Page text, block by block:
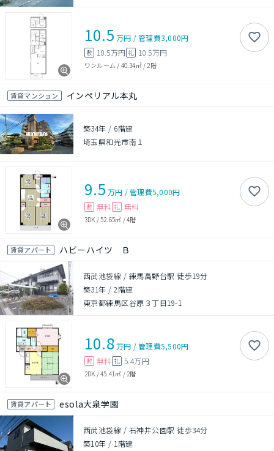
10.5 万円 /管理費3,000円
敷 10.5万円 礼 10.5万円
ワンルーム / 40.34㎡/ 2階
賃貸マンション インペリアル本丸
築34年 / 6階建
埼玉県和光市南１
9.5 万円 /管理費5,000円
敷 無料 礼 無料
3DK /52.65㎡ /4階
賃貸アパート ハビーハイツ Ｂ
西武池袋線 / 練馬高野台駅 徒歩19分
築31年 /2階建
東京都練馬区谷原３丁目19-1
10.8万円 /管理費5,500円
敷 無料 礼 5.4万円
2DK /45.41㎡ / 2階
賃貸アパート esola大泉学園
西武池袋線 / 石神井公園駅 徒歩34分
築10年 / 1階建